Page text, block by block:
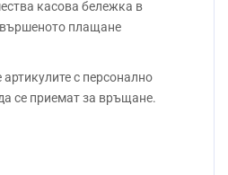
касова бележка в
плащане
с персонално
се приемат за връщане.